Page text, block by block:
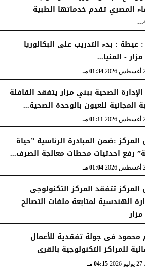
المصري تقدم خدماتها الطبية
عيطة : بدء التدريب على البكالوريا
- المنيا...
01:34 مـ
الصحية ببني مزار يتفقد القافلة
المجانية للعيون بالوحدة الصحية...
01:11 مـ
:ضمن المبادرة الرئاسية ”حياة
رفع احدثيات محطات معالجة الصرف...
01:04 مـ
تتفقد المركز التكنولوجى
الهندسية لمتابعة ملفات التصالح
محمود فى جولة تفقدية للأعمال
للمراكز التكنولوجية بالقرى
04:15 مـ